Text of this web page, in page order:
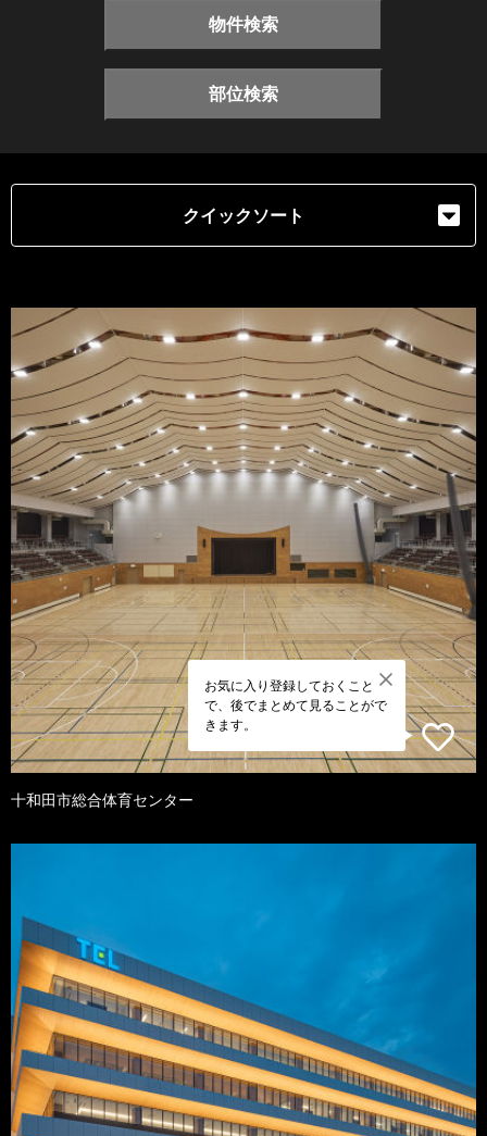
物件検索
部位検索
クイックソート
お気に入り登録しておくこと
で、後でまとめて見ることがで
きます。
十和田市総合体育センター